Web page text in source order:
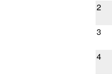
2
3
4